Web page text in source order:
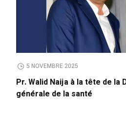
5 NOVEMBRE 2025
Pr. Walid Naija à la tête de la
générale de la santé